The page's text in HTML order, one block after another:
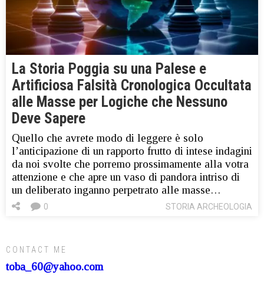
La Storia Poggia su una Palese e
Artificiosa Falsità Cronologica Occultata
alle Masse per Logiche che Nessuno
Deve Sapere
Quello che avrete modo di leggere è solo
l’anticipazione di un rapporto frutto di intese indagini
da noi svolte che porremo prossimamente alla votra
attenzione e che apre un vaso di pandora intriso di
un deliberato inganno perpetrato alle masse…
STORIA ARCHEOLOGIA
0
CONTACT ME
toba_60@yahoo.com